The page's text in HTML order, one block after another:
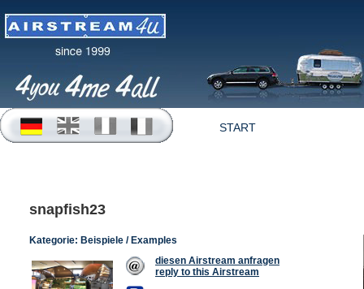
START
snapfish23
Kategorie: Beispiele / Examples
diesen Airstream anfragen
reply to this Airstream